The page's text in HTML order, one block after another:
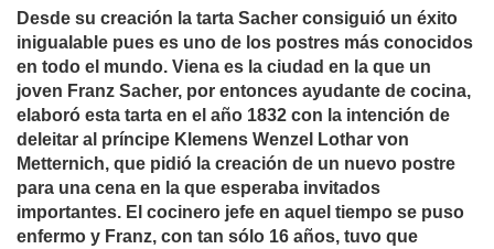
Desde su creación la tarta Sacher consiguió un éxito
inigualable pues es uno de los postres más conocidos
en todo el mundo. Viena es la ciudad en la que un
joven Franz Sacher, por entonces ayudante de cocina,
elaboró esta tarta en el año 1832 con la intención de
deleitar al príncipe Klemens Wenzel Lothar von
Metternich, que pidió la creación de un nuevo postre
para una cena en la que esperaba invitados
importantes. El cocinero jefe en aquel tiempo se puso
enfermo y Franz, con tan sólo 16 años, tuvo que